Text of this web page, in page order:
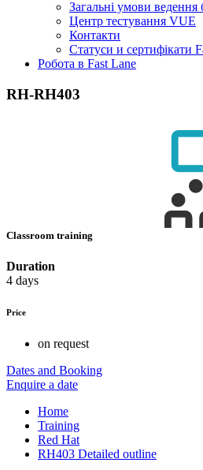
Загальні умови ведення
Центр тестування VUE
Контакти
Статуси и сертифікати
Робота в Fast Lane
RH-RH403
Classroom training
Duration
4 days
Price
on request
Dates and Booking
Enquire a date
Home
Training
Red Hat
RH403 Detailed outline